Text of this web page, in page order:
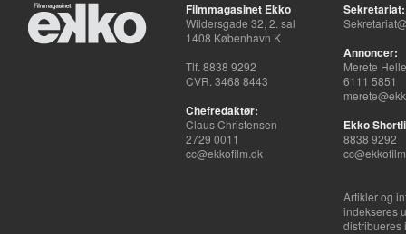
Filmmagasinet Ekko
Wildersgade 32, 2. sal
1408 København K
Tlf. 8838 9292
CVR. 3468 8443
Chefredaktør:
Claus Christensen
2729 0011
cc@ekkofilm.dk
Sekretariat:
Annoncer:
Merete
6111 5851
Ekko
8838 9292
Artikler og
indekseres
distribueres